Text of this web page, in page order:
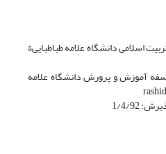
اسلامی دانشگاه علامه طباطبایی&
آموزش و پرورش دانشگاه علامه